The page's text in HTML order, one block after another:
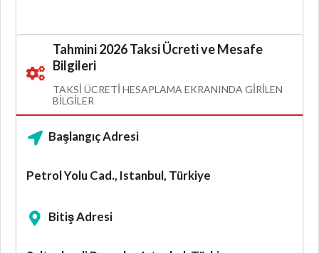
Tahmini 2026 Taksi Ücreti ve Mesafe
Bilgileri
TAKSI ÜCRETI HESAPLAMA EKRANINDA GIRILEN
BILGILER
Başlangıç Adresi
Petrol Yolu Cad., Istanbul, Türkiye
Bitiş Adresi